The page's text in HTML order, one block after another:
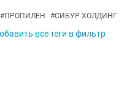
#ПРОПИЛЕН #СИБУР ХОЛДИНГ
все теги в фильтр